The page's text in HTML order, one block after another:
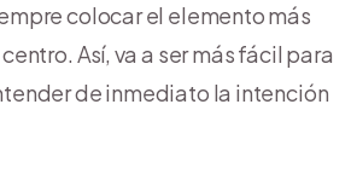
colocar el elemento más
Así, va a ser más fácil para
de inmediato la intención